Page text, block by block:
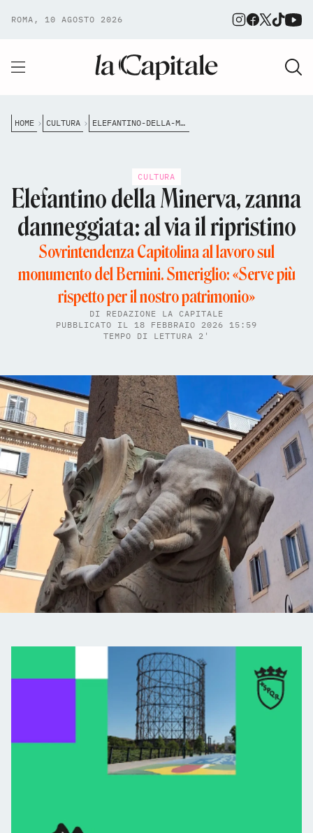
ROMA, 10 AGOSTO 2026
HOME CULTURA ELEFANTINO-DELLA-MINERVA-ZANNA-DANNEGGIATA-AL-VIA-IL-RIPRISTINO
CULTURA
Elefantino della Minerva, zanna
danneggiata: al via il ripristino
Sovrintendenza Capitolina al lavoro sul
monumento del Bernini. Smeriglio: «Serve più
rispetto per il nostro patrimonio»
DI REDAZIONE LA CAPITALE
PUBBLICATO IL 18 FEBBRAIO 2026 15:59
TEMPO DI LETTURA 2'